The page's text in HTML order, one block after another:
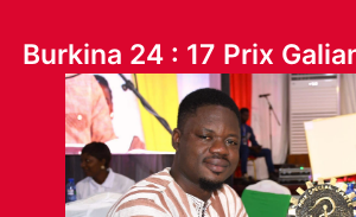
Burkina 24 : 17 Prix